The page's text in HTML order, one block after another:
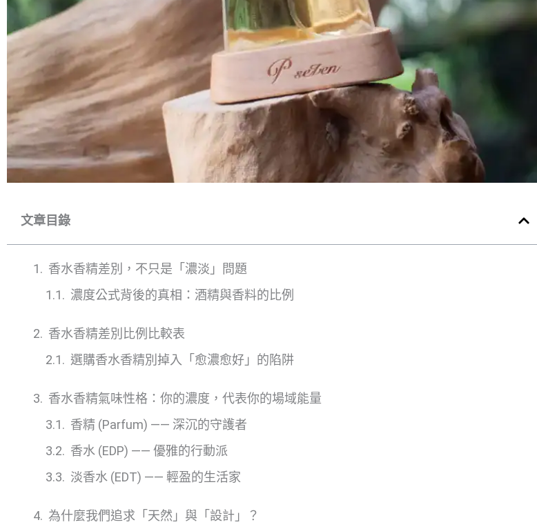
文章目錄
香水香精差別，不只是「濃淡」問題
濃度公式背後的真相：酒精與香料的比例
香水香精差別比例比較表
選購香水香精別掉入「愈濃愈好」的陷阱
香水香精氣味性格：你的濃度，代表你的場域能量
香精 (Parfum) —— 深沉的守護者
香水 (EDP) —— 優雅的行動派
淡香水 (EDT) —— 輕盈的生活家
為什麼我們追求「天然」與「設計」？